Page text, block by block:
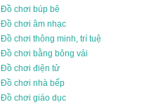
Đồ chơi búp bê
Đồ chơi âm nhạc
Đồ chơi thông minh, trí tuệ
Đồ chơi bằng bông vải
Đồ chơi điện tử
Đồ chơi nhà bếp
Đồ chơi giáo dục